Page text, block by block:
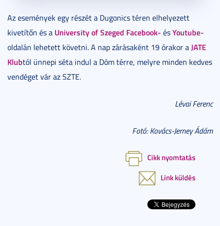
Az események egy részét a Dugonics téren elhelyezett
kivetítőn és a University of Szeged Facebook- ésYoutube-
oldalán lehetett követni. A nap zárásaként 19 órakor aJATE
Klubtól ünnepi séta indul a Dóm térre, melyre minden kedves
vendéget vár az SZTE.
Lévai Ferenc
Fotó: Kovács-Jerney Ádám
Cikk nyomtatás
Link küldés